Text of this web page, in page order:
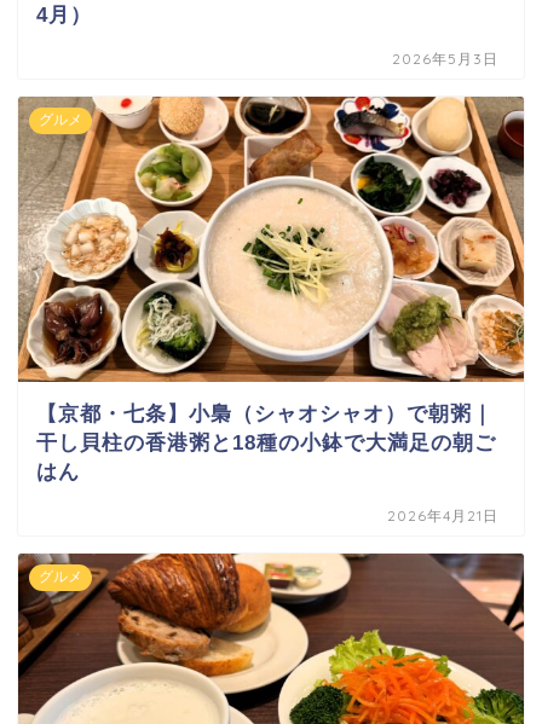
4月）
2026年5月3日
グルメ
【京都・七条】小梟（シャオシャオ）で朝粥｜
干し貝柱の香港粥と18種の小鉢で大満足の朝ご
はん
2026年4月21日
グルメ